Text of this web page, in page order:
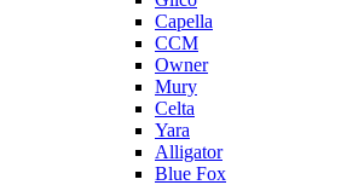
Capella
CCM
Owner
Mury
Celta
Yara
Alligator
Blue Fox